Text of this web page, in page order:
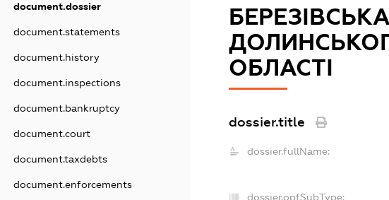
document.dossier
document.statements
document.history
document.inspections
document.bankruptcy
document.court
document.taxdebts
document.enforcements
ОБЛАСТІ
dossier.title
dossier.fullName:
dossier.opfSubType: